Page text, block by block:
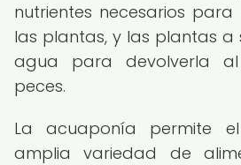
nutrientes necesarios
las plantas, y las plantas a
agua para devolverla
peces.
La acuaponía permite
amplia variedad de